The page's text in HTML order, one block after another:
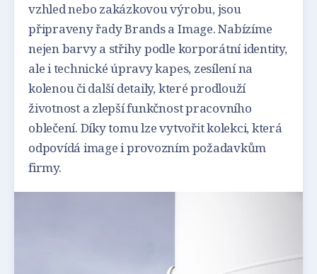
vzhled nebo zakázkovou výrobu, jsou
připraveny řady Brands a Image. Nabízíme
nejen barvy a střihy podle korporátní identity,
ale i technické úpravy kapes, zesílení na
kolenou či další detaily, které prodlouží
životnost a zlepší funkčnost pracovního
oblečení. Díky tomu lze vytvořit kolekci, která
odpovídá image i provozním požadavkům
firmy.